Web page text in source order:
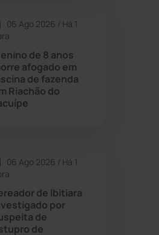
(391)
(522)
06 Ago 2026 / Há 1
de 8 anos
afogado em
de fazenda
Riachão do
06 Ago 2026 / Há 1
de Ibitiara
por
de
de